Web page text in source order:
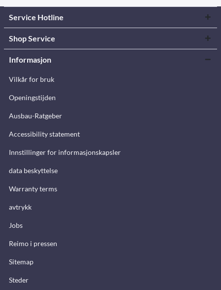
Service Hotline
Shop Service
Informasjon
Vilkår for bruk
Openingstijden
Ausbau-Ratgeber
Accessibility statement
Innstillinger for informasjonskapsler
data beskyttelse
Warranty terms
avtrykk
Jobs
Reimo i pressen
Sitemap
Steder